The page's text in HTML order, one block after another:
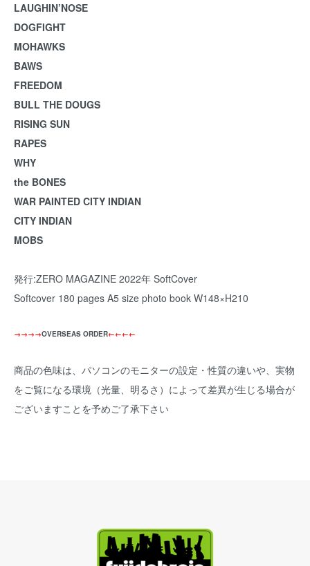
LAUGHIN’NOSE
DOGFIGHT
MOHAWKS
BAWS
FREEDOM
BULL THE DOUGS
RISING SUN
RAPES
WHY
the BONES
WAR PAINTED CITY INDIAN
CITY INDIAN
MOBS
発行:ZERO MAGAZINE 2022年 SoftCover
Softcover 180 pages A5 size photo book W148×H210
→→→→OVERSEAS ORDER←←←←
商品の色味は、パソコンのモニターの設定・性質の違いや、実物
をご覧になる環境（光量、明るさ）によって差異が生じる場合が
ございますことを予めご了承下さい